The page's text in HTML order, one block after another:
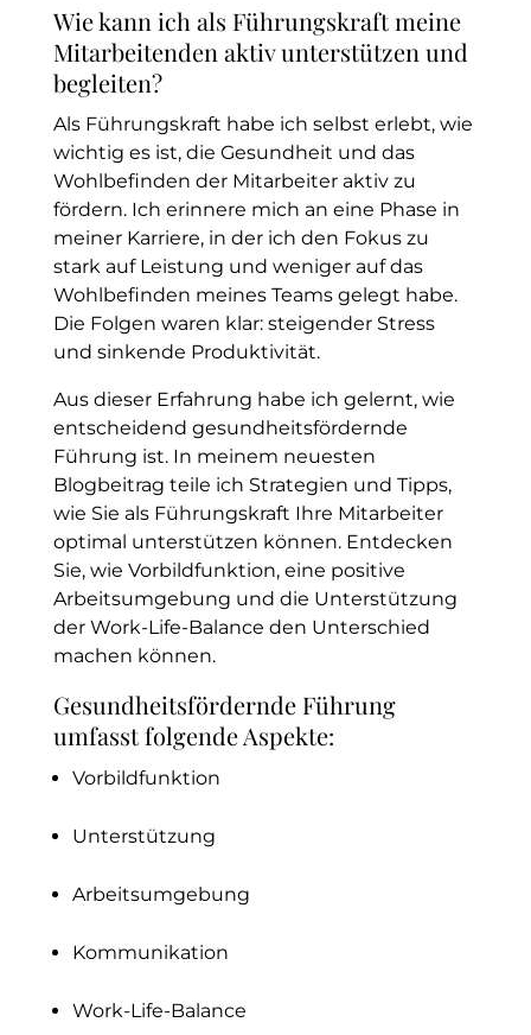
Wie kann ich als Führungskraft meine
Mitarbeitenden aktiv unterstützen und
begleiten?
Als Führungskraft habe ich selbst erlebt, wie
wichtig es ist, die Gesundheit und das
Wohlbefinden der Mitarbeiter aktiv zu
fördern. Ich erinnere mich an eine Phase in
meiner Karriere, in der ich den Fokus zu
stark auf Leistung und weniger auf das
Wohlbefinden meines Teams gelegt habe.
Die Folgen waren klar: steigender Stress
und sinkende Produktivität.
Aus dieser Erfahrung habe ich gelernt, wie
entscheidend gesundheitsfördernde
Führung ist. In meinem neuesten
Blogbeitrag teile ich Strategien und Tipps,
wie Sie als Führungskraft Ihre Mitarbeiter
optimal unterstützen können. Entdecken
Sie, wie Vorbildfunktion, eine positive
Arbeitsumgebung und die Unterstützung
der Work-Life-Balance den Unterschied
machen können.
Gesundheitsfördernde Führung
umfasst folgende Aspekte:
Vorbildfunktion
Unterstützung
Arbeitsumgebung
Kommunikation
Work-Life-Balance